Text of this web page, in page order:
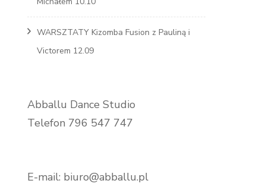
WARSZTATY Kizomba Fusion z Pauliną i
Victorem 12.09
Abballu Dance Studio
Telefon 796 547 747
E-mail: biuro@abballu.pl